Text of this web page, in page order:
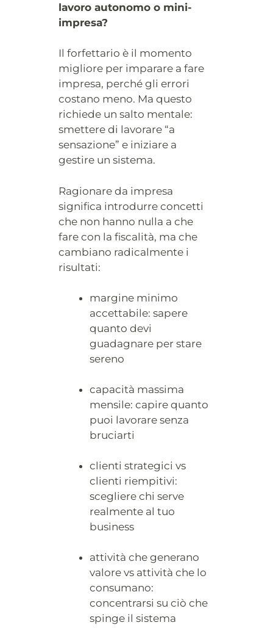
lavoro autonomo o mini-
impresa?
Il forfettario è il momento
migliore per imparare a fare
impresa, perché gli errori
costano meno. Ma questo
richiede un salto mentale:
smettere di lavorare “a
sensazione” e iniziare a
gestire un sistema.
Ragionare da impresa
significa introdurre concetti
che non hanno nulla a che
fare con la fiscalità, ma che
cambiano radicalmente i
risultati:
margine minimo
accettabile: sapere
quanto devi
guadagnare per stare
sereno
capacità massima
mensile: capire quanto
puoi lavorare senza
bruciarti
clienti strategici vs
clienti riempitivi:
scegliere chi serve
realmente al tuo
business
attività che generano
valore vs attività che lo
consumano:
concentrarsi su ciò che
spinge il sistema